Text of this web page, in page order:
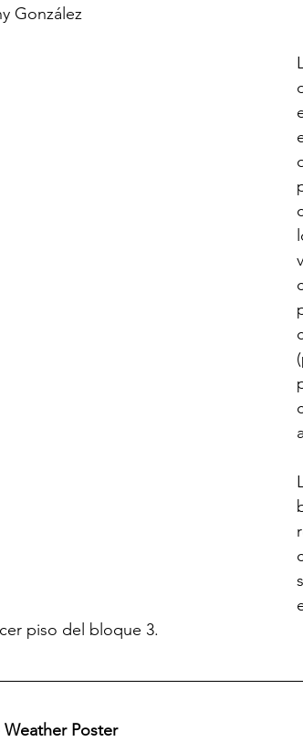
González
piso del bloque 3.
Weather Poster